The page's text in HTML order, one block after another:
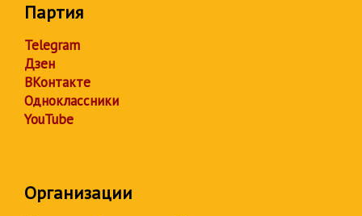
Партия
Telegram
Дзен
ВКонтакте
Одноклассники
YouTube
Организации